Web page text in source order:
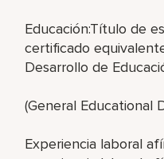
Educación:Título de
certificado
Desarrollo de
(General Educational
Experiencia laboral